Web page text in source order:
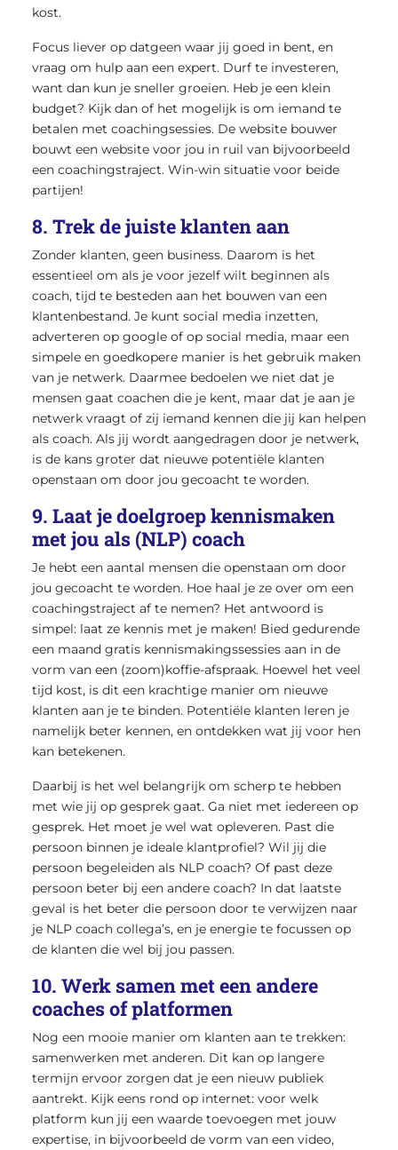
kost.
Focus liever op datgeen waar jij goed in bent, en
vraag om hulp aan een expert. Durf te investeren,
want dan kun je sneller groeien. Heb je een klein
budget? Kijk dan of het mogelijk is om iemand te
betalen met coachingsessies. De website bouwer
bouwt een website voor jou in ruil van bijvoorbeeld
een coachingstraject. Win-win situatie voor beide
partijen!
8. Trek de juiste klanten aan
Zonder klanten, geen business. Daarom is het
essentieel om als je voor jezelf wilt beginnen als
coach, tijd te besteden aan het bouwen van een
klantenbestand. Je kunt social media inzetten,
adverteren op google of op social media, maar een
simpele en goedkopere manier is het gebruik maken
van je netwerk. Daarmee bedoelen we niet dat je
mensen gaat coachen die je kent, maar dat je aan je
netwerk vraagt of zij iemand kennen die jij kan helpen
als coach. Als jij wordt aangedragen door je netwerk,
is de kans groter dat nieuwe potentiële klanten
openstaan om door jou gecoacht te worden.
9. Laat je doelgroep kennismaken
met jou als (NLP) coach
Je hebt een aantal mensen die openstaan om door
jou gecoacht te worden. Hoe haal je ze over om een
coachingstraject af te nemen? Het antwoord is
simpel: laat ze kennis met je maken! Bied gedurende
een maand gratis kennismakingssessies aan in de
vorm van een (zoom)koffie-afspraak. Hoewel het veel
tijd kost, is dit een krachtige manier om nieuwe
klanten aan je te binden. Potentiële klanten leren je
namelijk beter kennen, en ontdekken wat jij voor hen
kan betekenen.
Daarbij is het wel belangrijk om scherp te hebben
met wie jij op gesprek gaat. Ga niet met iedereen op
gesprek. Het moet je wel wat opleveren. Past die
persoon binnen je ideale klantprofiel? Wil jij die
persoon begeleiden als NLP coach? Of past deze
persoon beter bij een andere coach? In dat laatste
geval is het beter die persoon door te verwijzen naar
je NLP coach collega’s, en je energie te focussen op
de klanten die wel bij jou passen.
10. Werk samen met een andere
coaches of platformen
Nog een mooie manier om klanten aan te trekken:
samenwerken met anderen. Dit kan op langere
termijn ervoor zorgen dat je een nieuw publiek
aantrekt. Kijk eens rond op internet: voor welk
platform kun jij een waarde toevoegen met jouw
expertise, in bijvoorbeeld de vorm van een video,